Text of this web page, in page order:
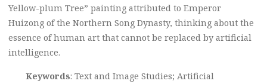
Yellow-plum Tree” painting attributed to Emperor
Huizong of the Northern Song Dynasty, thinking about the
essence of human art that cannot be replaced by artificial
intelligence.
Keywords: Text and Image Studies; Artificial